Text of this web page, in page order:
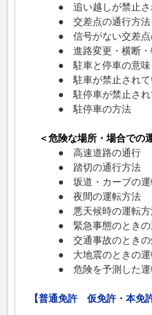
● 追い越しが禁止さ
● 交差点の通行方法
● 信号がない交差点
● 進路変更・横断・
● 駐車と停車の意味
● 駐車が禁止されて
● 駐停車が禁止され
● 駐停車の方法
＜危険な場所・場合での
● 高速道路の通行
● 踏切の通行方法
● 坂道・カーブの運転
● 夜間の運転方法
● 悪天候時の運転方
● 緊急事態のときの
● 交通事故のときの
● 大地震のときの運
● 危険を予測した運
【普通免許 仮免許・本免